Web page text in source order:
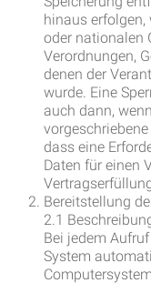
hinaus erfolgen,
oder nationalen
Verordnungen,
denen der
wurde. Eine
auch dann,
dass eine
Daten für einen
Bereitstellung
2.1
Bei jedem
System